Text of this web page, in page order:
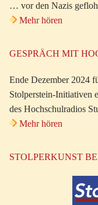
… vor den Nazis
Mehr hören
GESPRÄCH MIT
Ende Dezember 2024
Stolperstein-Initiativen
des Hochschulradios
Mehr hören
STOLPERKUNST